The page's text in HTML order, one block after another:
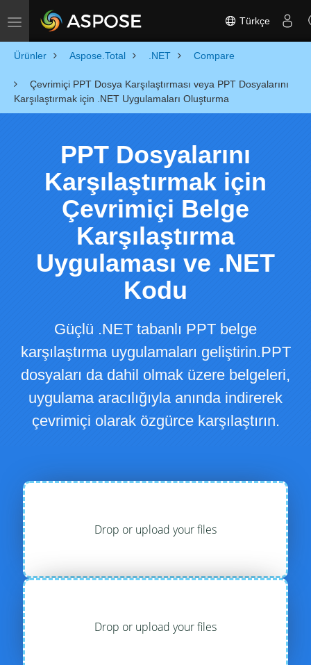
Toggle navigation Türkçe
Ürünler Aspose.Total .NET Compare
Çevrimiçi PPT Dosya Karşılaştırması veya PPT Dosyalarını
Karşılaştırmak için .NET Uygulamaları Oluşturma
PPT Dosyalarını
Karşılaştırmak için
Çevrimiçi Belge
Karşılaştırma
Uygulaması ve .NET
Kodu
Güçlü .NET tabanlı PPT belge
karşılaştırma uygulamaları geliştirin.PPT
dosyaları da dahil olmak üzere belgeleri,
uygulama aracılığıyla anında indirerek
çevrimiçi olarak özgürce karşılaştırın.